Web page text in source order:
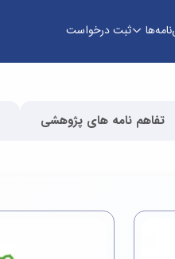
ثبت درخواست
تفاهم نامه های پژوهشی